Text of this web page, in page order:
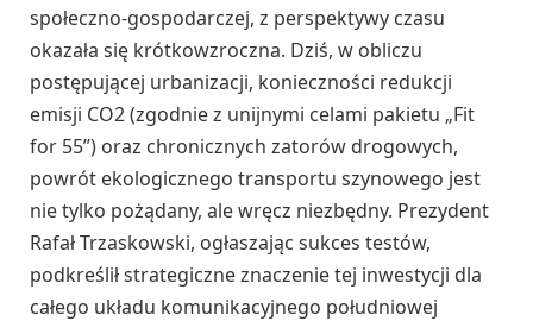
społeczno-gospodarczej, z perspektywy czasu
okazała się krótkowzroczna. Dziś, w obliczu
postępującej urbanizacji, konieczności redukcji
emisji CO2 (zgodnie z unijnymi celami pakietu „Fit
for 55”) oraz chronicznych zatorów drogowych,
powrót ekologicznego transportu szynowego jest
nie tylko pożądany, ale wręcz niezbędny. Prezydent
Rafał Trzaskowski, ogłaszając sukces testów,
podkreślił strategiczne znaczenie tej inwestycji dla
całego układu komunikacyjnego południowej